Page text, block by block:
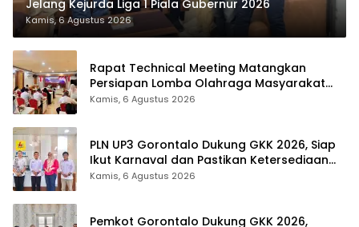
Jelang Kejurda Liga 1 Piala Gubernur 2026
Kamis, 6 Agustus 2026
Rapat Technical Meeting Matangkan
Persiapan Lomba Olahraga Masyarakat
Tingkat Provinsi Gorontalo
Kamis, 6 Agustus 2026
PLN UP3 Gorontalo Dukung GKK 2026, Siap
Ikut Karnaval dan Pastikan Ketersediaan
Listrik
Kamis, 6 Agustus 2026
Pemkot Gorontalo Dukung GKK 2026,